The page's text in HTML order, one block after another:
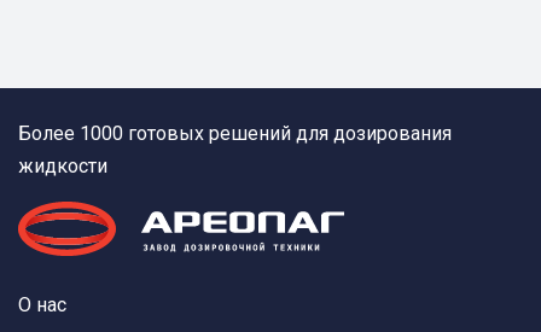
Более 1000 готовых решений для дозирования
жидкости
О нас